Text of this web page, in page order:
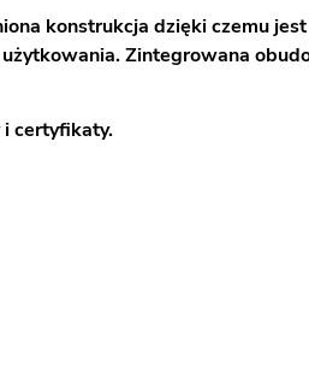
konstrukcja dzięki czemu
Zintegrowana
i certyfikaty.